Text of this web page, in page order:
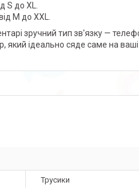
S до XL.
M до XXL.
зручний тип зв'язку —
який ідеально сяде саме на
Трусики